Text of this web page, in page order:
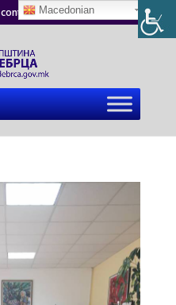
contact@debrca.gov.mk
Macedonian